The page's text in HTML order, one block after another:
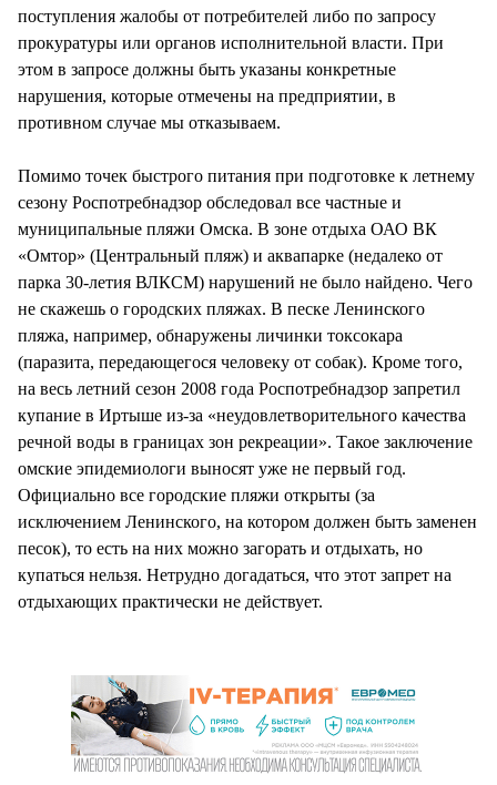
поступления жалобы от потребителей либо по запросу
прокуратуры или органов исполнительной власти. При
этом в запросе должны быть указаны конкретные
нарушения, которые отмечены на предприятии, в
противном случае мы отказываем.
Помимо точек быстрого питания при подготовке к летнему
сезону Роспотребнадзор обследовал все частные и
муниципальные пляжи Омска. В зоне отдыха ОАО ВК
«Омтор» (Центральный пляж) и аквапарке (недалеко от
парка 30-летия ВЛКСМ) нарушений не было найдено. Чего
не скажешь о городских пляжах. В песке Ленинского
пляжа, например, обнаружены личинки токсокара
(паразита, передающегося человеку от собак). Кроме того,
на весь летний сезон 2008 года Роспотребнадзор запретил
купание в Иртыше из-за «неудовлетворительного качества
речной воды в границах зон рекреации». Такое заключение
омские эпидемиологи выносят уже не первый год.
Официально все городские пляжи открыты (за
исключением Ленинского, на котором должен быть заменен
песок), то есть на них можно загорать и отдыхать, но
купаться нельзя. Нетрудно догадаться, что этот запрет на
отдыхающих практически не действует.